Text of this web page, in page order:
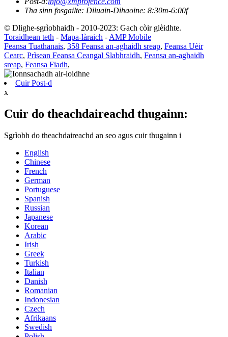
Tha sinn fosgailte: Diluain-Dihaoine: 8:30m-6:00f
© Dlighe-sgrìobhaidh - 2010-2023: Gach còir glèidhte.
Toraidhean teth - Mapa-làraich - AMP Mobile
Feansa Tuathanais, 358 Feansa an-aghaidh sreap, Feansa Uèir
Cearc, Prìsean Feansa Ceangal Slabhraidh, Feansa an-aghaidh
sreap, Feansa Fiadh,
Cuir Post-d
x
Cuir do theachdaireachd thugainn:
Sgrìobh do theachdaireachd an seo agus cuir thugainn i
English
Chinese
French
German
Portuguese
Spanish
Russian
Japanese
Korean
Arabic
Irish
Greek
Turkish
Italian
Danish
Romanian
Indonesian
Czech
Afrikaans
Swedish